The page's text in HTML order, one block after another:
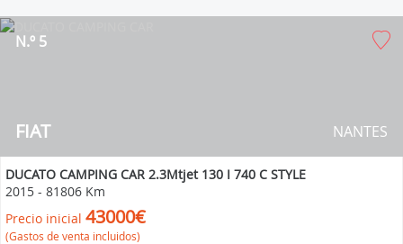
FIAT
N.º 5
NANTES
DUCATO CAMPING CAR 2.3Mtjet 130 I 740 C STYLE
2015 - 81806 Km
Precio inicial 43000€
(Gastos de venta incluidos)